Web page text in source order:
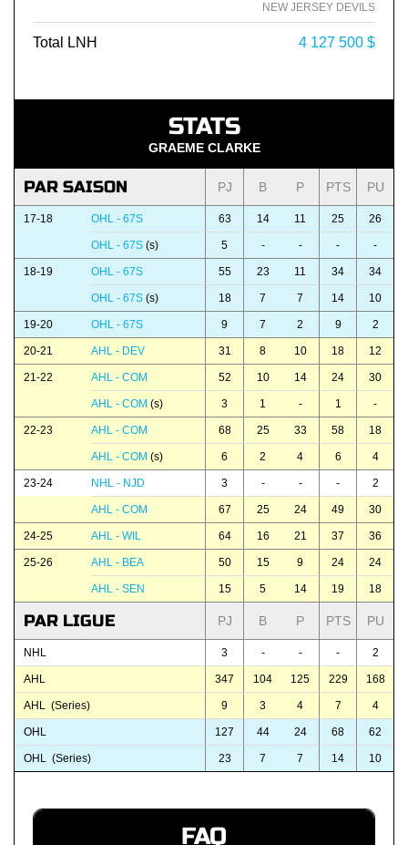
NEW JERSEY DEVILS
Total LNH 4 127 500 $
STATS
GRAEME CLARKE
PAR SAISON PJ B P PTS PU
17-18 OHL - 67S 63 14 11 25 26
OHL - 67S (s) 5 - - - -
18-19 OHL - 67S 55 23 11 34 34
OHL - 67S (s) 18 7 7 14 10
19-20 OHL - 67S 9 7 2 9 2
20-21 AHL - DEV 31 8 10 18 12
21-22 AHL - COM 52 10 14 24 30
AHL - COM (s) 3 1 - 1 -
22-23 AHL - COM 68 25 33 58 18
AHL - COM (s) 6 2 4 6 4
23-24 NHL - NJD 3 - - - 2
AHL - COM 67 25 24 49 30
24-25 AHL - WIL 64 16 21 37 36
25-26 AHL - BEA 50 15 9 24 24
AHL - SEN 15 5 14 19 18
PAR LIGUE PJ B P PTS PU
NHL 3 - - - 2
AHL 347 104 125 229 168
AHL (Series) 9 3 4 7 4
OHL 127 44 24 68 62
OHL (Series) 23 7 7 14 10
FAQ